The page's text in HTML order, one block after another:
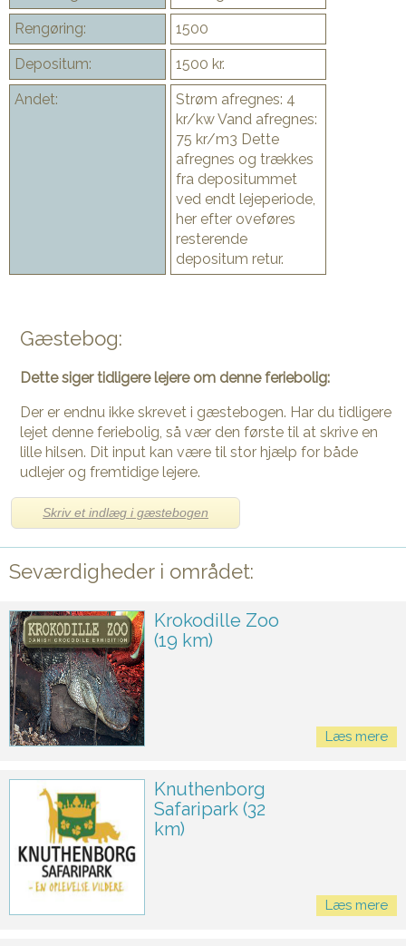
Rengøring: 1500
Depositum: 1500 kr.
Andet:
Strøm afregnes: 4
kr/kw Vand afregnes:
75 kr/m3 Dette
afregnes og trækkes
fra depositummet
ved endt lejeperiode,
her efter oveføres
resterende
depositum retur.
Gæstebog:
Dette siger tidligere lejere om denne feriebolig:
Der er endnu ikke skrevet i gæstebogen. Har du tidligere
lejet denne feriebolig, så vær den første til at skrive en
lille hilsen. Dit input kan være til stor hjælp for både
udlejer og fremtidige lejere.
Skriv et indlæg i gæstebogen
Seværdigheder i området:
Krokodille Zoo
(19 km)
Læs mere
Knuthenborg
Safaripark (32
km)
Læs mere